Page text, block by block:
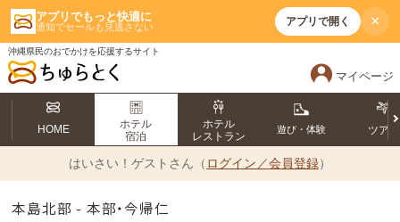
アプリでもっと快適に
通知でセールも見逃さない アプリで開く ×
沖縄県民のおでかけを応援するサイト
マイページ
HOME
ホテル
宿泊
ホテル
レストラン
遊び・体験 ツアー
はいさい！ ゲストさん（ ログイン／会員登録）
本島北部 - 本部・今帰仁